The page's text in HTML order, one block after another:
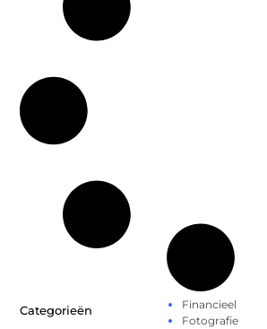
Categorieën
Financieel
Fotografie